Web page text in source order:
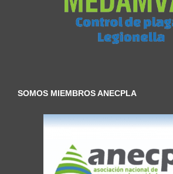
SOMOS MIEMBROS ANECPLA